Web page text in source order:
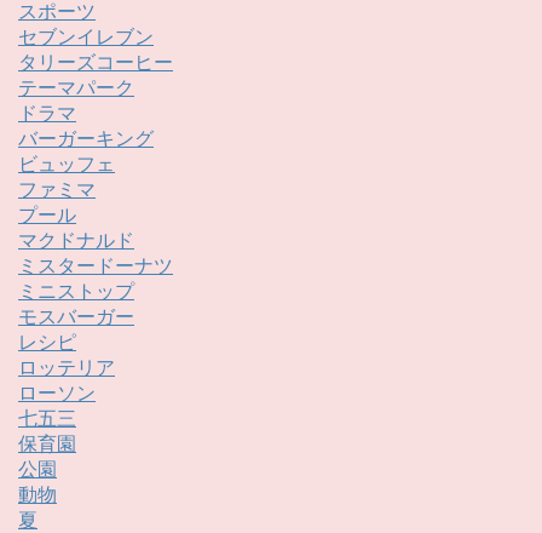
スポーツ
セブンイレブン
タリーズコーヒー
テーマパーク
ドラマ
バーガーキング
ビュッフェ
ファミマ
プール
マクドナルド
ミスタードーナツ
ミニストップ
モスバーガー
レシピ
ロッテリア
ローソン
七五三
保育園
公園
動物
夏